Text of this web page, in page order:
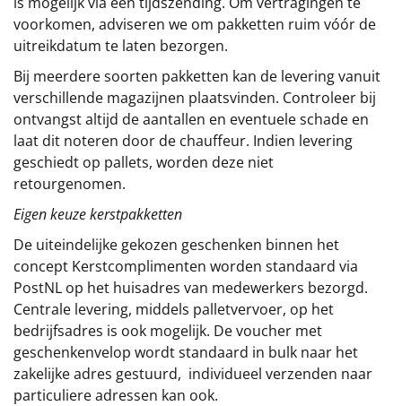
voorkomen, adviseren we om pakketten ruim vóór de
uitreikdatum te laten bezorgen.
Bij meerdere soorten pakketten kan de levering vanuit
verschillende magazijnen plaatsvinden. Controleer bij
ontvangst altijd de aantallen en eventuele schade en
laat dit noteren door de chauffeur. Indien levering
geschiedt op pallets, worden deze niet
retourgenomen.
Eigen keuze kerstpakketten
De uiteindelijke gekozen geschenken binnen het
concept Kerstcomplimenten worden standaard via
PostNL op het huisadres van medewerkers bezorgd.
Centrale levering, middels palletvervoer, op het
bedrijfsadres is ook mogelijk. De voucher met
geschenkenvelop wordt standaard in bulk naar het
zakelijke adres gestuurd, individueel verzenden naar
particuliere adressen kan ook.